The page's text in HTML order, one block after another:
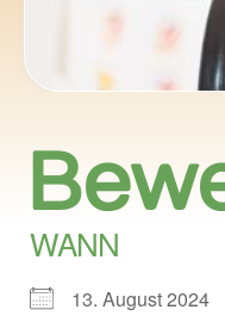
WANN
13. August 2024